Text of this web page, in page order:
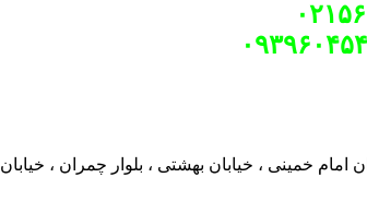
بهشتی ، بلوار چمران ، خیابان ۳۸شرقی ، بازارچه سجادیه ، پلاک ۸ طلای جلیلیان